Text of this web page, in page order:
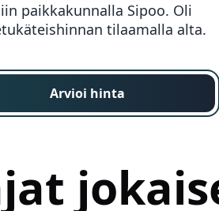
paikkakunnalla Sipoo. Oli
tilaamalla alta.
Arvioi hinta